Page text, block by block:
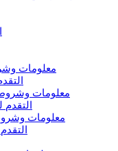
معلومات
معلومات
التقدم
معلومات